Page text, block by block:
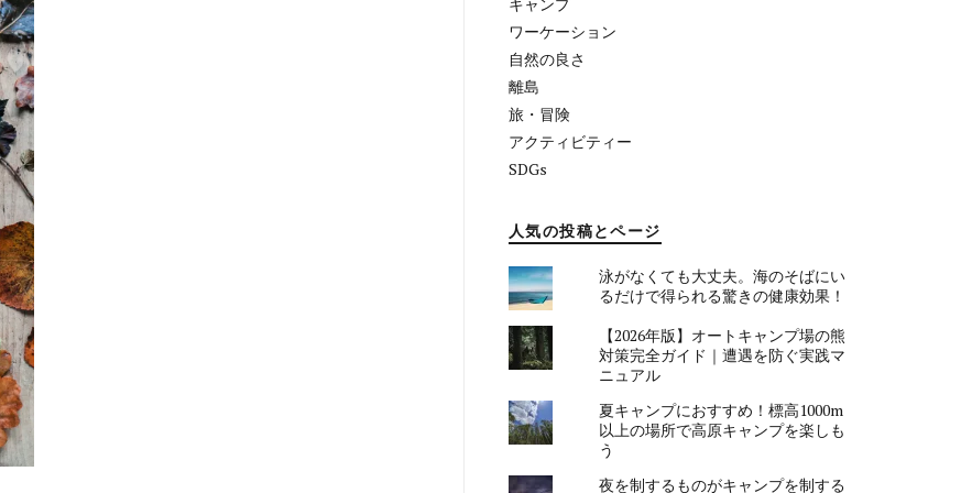
ワーケーション
自然の良さ
離島
旅・冒険
アクティビティー
SDGs
人気の投稿とページ
泳がなくても大丈夫。海のそばにい
るだけで得られる驚きの健康効果！
【2026年版】オートキャンプ場の熊
対策完全ガイド｜遭遇を防ぐ実践マ
ニュアル
夏キャンプにおすすめ！標高1000m
以上の場所で高原キャンプを楽しも
う
夜を制するものがキャンプを制する